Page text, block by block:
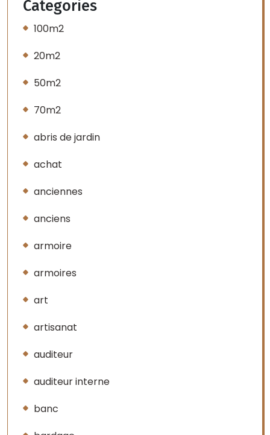
Categories
100m2
20m2
50m2
70m2
abris de jardin
achat
anciennes
anciens
armoire
armoires
art
artisanat
auditeur
auditeur interne
banc